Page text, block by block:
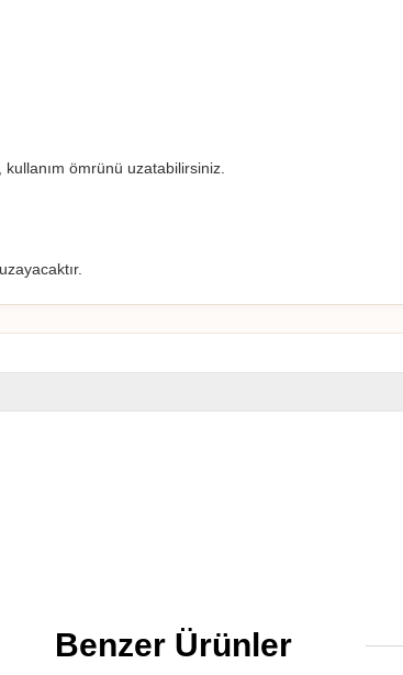
ömrünü uzatabilirsiniz.
Benzer Ürünler